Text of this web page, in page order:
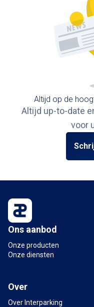
Altijd op de
Altijd up-to-date
voor
Ons aanbod
Onze producten
Onze diensten
Over
Over Interparking